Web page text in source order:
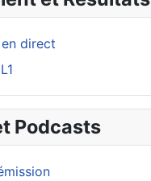
en direct
Podcasts